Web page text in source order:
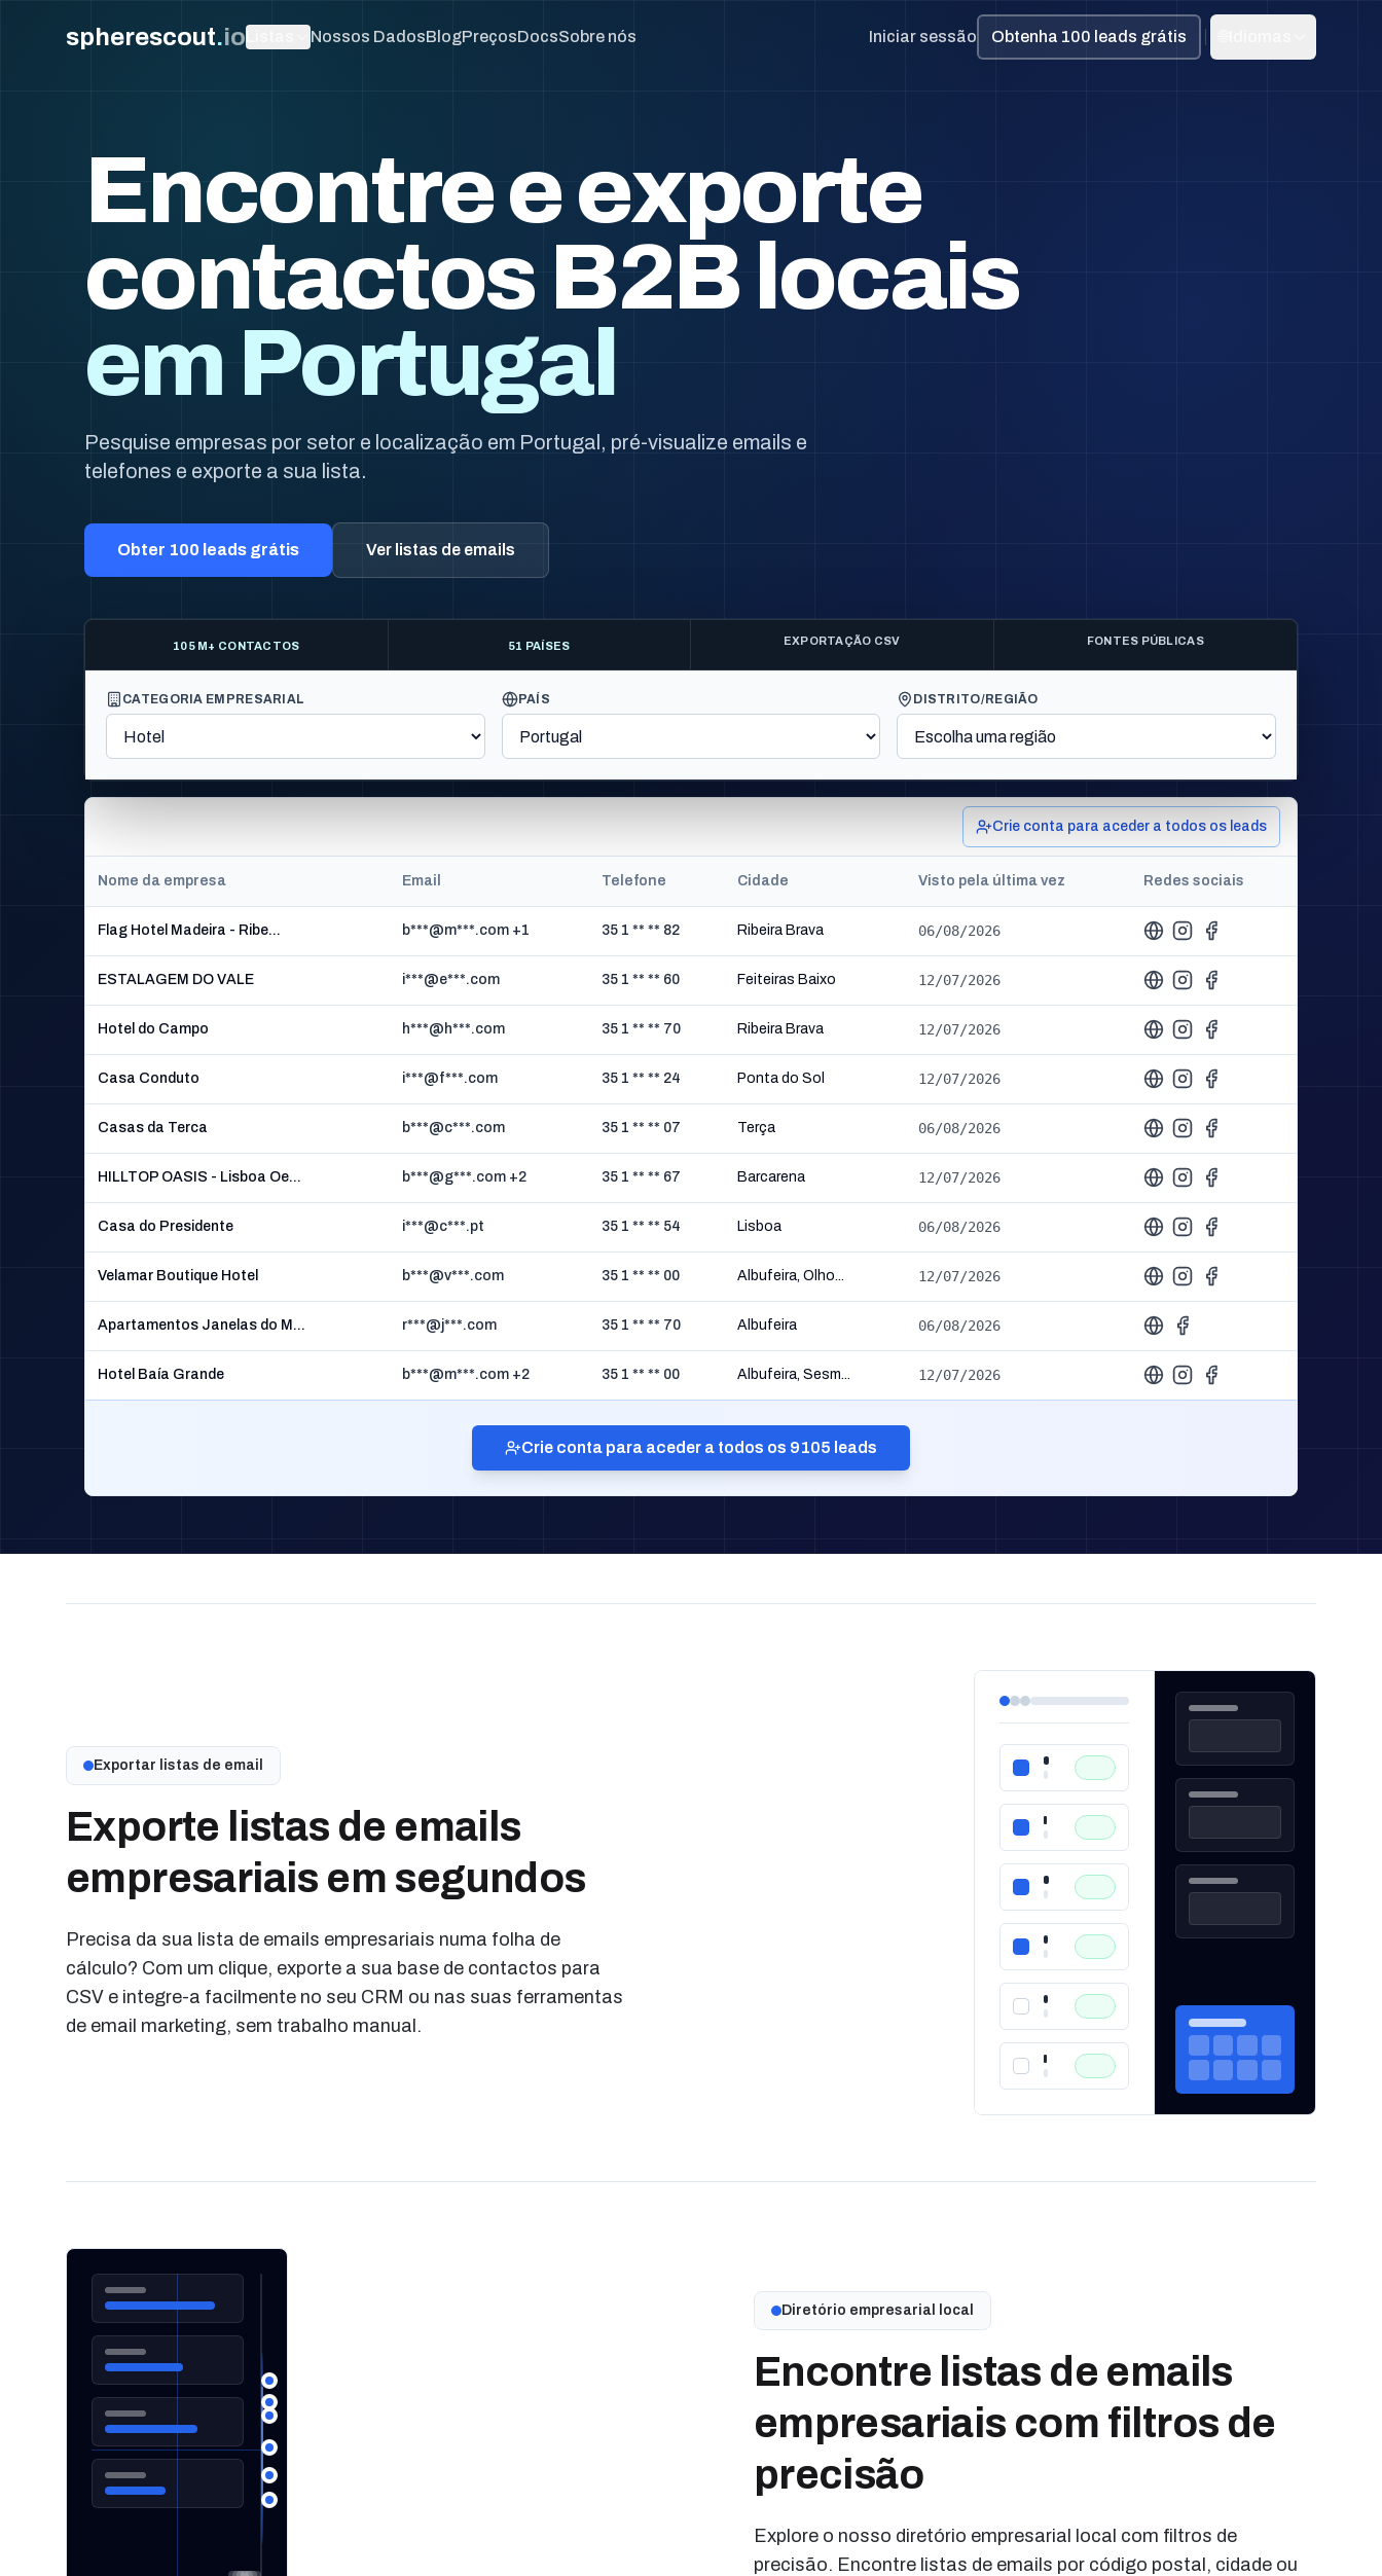
spherescout.io Nossos DadosBlogPreçosDocsSobre nós Iniciar sessão Obtenha 100 leads grátis
Encontre e exporte
contactos B2B locais
em Portugal
Pesquise empresas por setor e localização em Portugal, pré-visualize emails e
telefones e exporte a sua lista.
Obter 100 leads grátis Ver listas de emails
105 M+ CONTACTOS 51 PAÍSES EXPORTAÇÃO CSV FONTES PÚBLICAS
CATEGORIA EMPRESARIAL PAÍS DISTRITO/REGIÃO
Crie conta para aceder a todos os leads
Nome da empresa Email Telefone Cidade Visto pela última vez Redes sociais
Flag Hotel Madeira - Ribe... b***@m***.com +1 35 1 ** ** 82 Ribeira Brava 06/08/2026
ESTALAGEM DO VALE i***@e***.com 35 1 ** ** 60 Feiteiras Baixo 12/07/2026
Hotel do Campo h***@h***.com 35 1 ** ** 70 Ribeira Brava 12/07/2026
Casa Conduto i***@f***.com 35 1 ** ** 24 Ponta do Sol 12/07/2026
Casas da Terca b***@c***.com 35 1 ** ** 07 Terça 06/08/2026
HILLTOP OASIS - Lisboa Oe... b***@g***.com +2 35 1 ** ** 67 Barcarena 12/07/2026
Casa do Presidente i***@c***.pt 35 1 ** ** 54 Lisboa 06/08/2026
Velamar Boutique Hotel b***@v***.com 35 1 ** ** 00 Albufeira, Olho... 12/07/2026
Apartamentos Janelas do M... r***@j***.com 35 1 ** ** 70 Albufeira 06/08/2026
Hotel Baía Grande b***@m***.com +2 35 1 ** ** 00 Albufeira, Sesm... 12/07/2026
Crie conta para aceder a todos os 9105 leads
Exportar listas de email
Exporte listas de emails
empresariais em segundos
Precisa da sua lista de emails empresariais numa folha de
cálculo? Com um clique, exporte a sua base de contactos para
CSV e integre-a facilmente no seu CRM ou nas suas ferramentas
de email marketing, sem trabalho manual.
Diretório empresarial local
Encontre listas de emails
empresariais com filtros de
precisão
Explore o nosso diretório empresarial local com filtros de
precisão. Encontre listas de emails por código postal, cidade ou